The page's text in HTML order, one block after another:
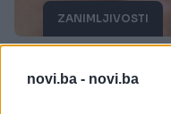
novi.ba - novi.ba
ZANIMLJIVOSTI
NE MORATE IĆI